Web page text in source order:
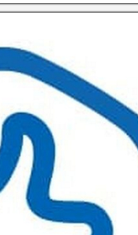
сотрудники